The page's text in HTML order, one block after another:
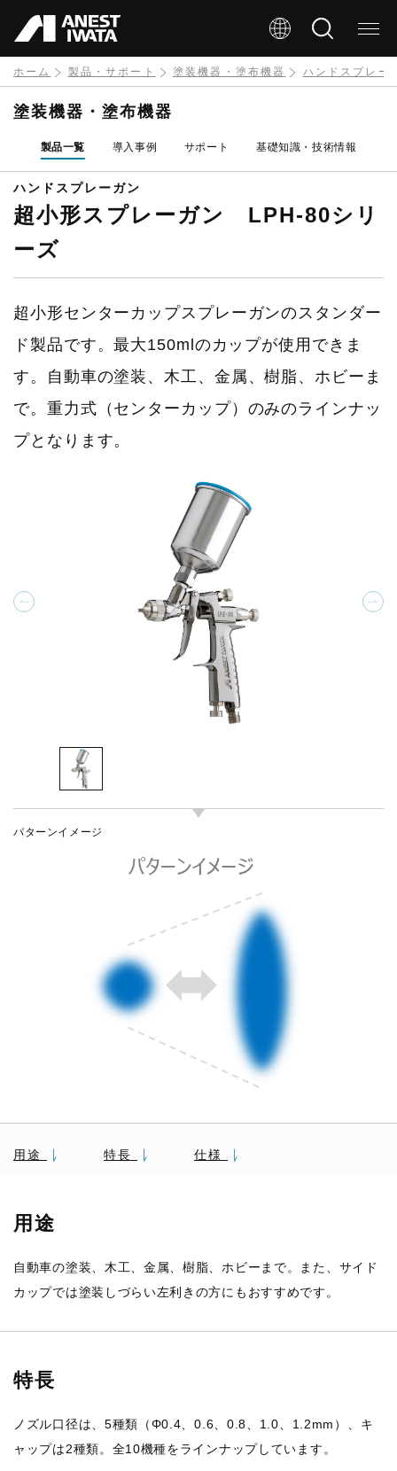
イ
ン
ツ
ホーム 製品・サポート 塗装機器・塗布機器 ハンドスプレー
ハンドスプレーガン
超小形スプレーガン LPH-80シリ
ーズ
超小形センターカップスプレーガンのスタンダー
ド製品です。最大150mlのカップが使用できま
す。自動車の塗装、木工、金属、樹脂、ホビーま
で。重力式（センターカップ）のみのラインナッ
プとなります。
パターンイメージ
用途 特長 仕様
用途
自動車の塗装、木工、金属、樹脂、ホビーまで。また、サイド
カップでは塗装しづらい左利きの方にもおすすめです。
特長
ノズル口径は、5種類（Φ0.4、0.6、0.8、1.0、1.2mm）、キ
ャップは2種類。全10機種をラインナップしています。
塗装機器・塗布機器
製品一覧 導入事例 サポート 基礎知識・技術情報